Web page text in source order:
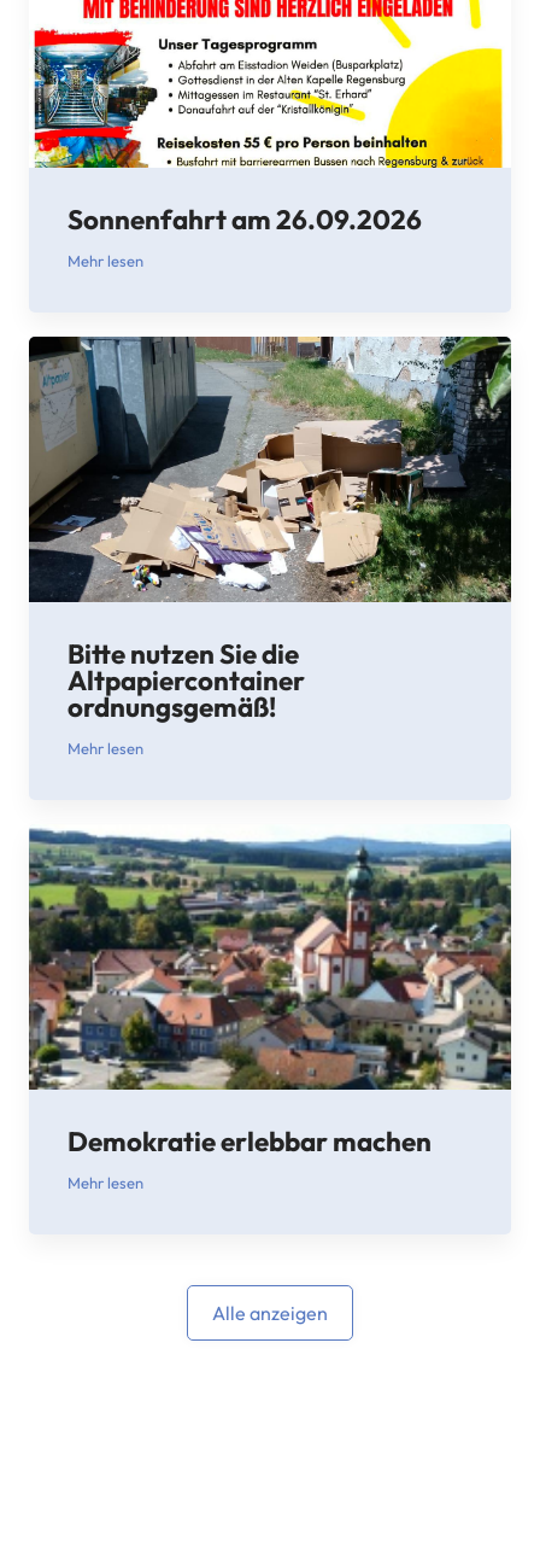
Sonnenfahrt am 26.09.2026
Mehr lesen
Bitte nutzen Sie die
Altpapiercontainer
ordnungsgemäß!
Mehr lesen
Demokratie erlebbar machen
Mehr lesen
Alle anzeigen